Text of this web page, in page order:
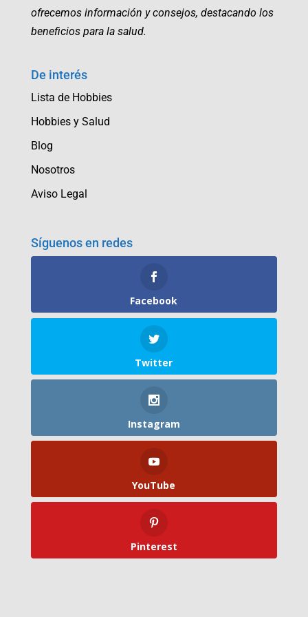
ofrecemos información y consejos, destacando los
beneficios para la salud.
De interés
Lista de Hobbies
Hobbies y Salud
Blog
Nosotros
Aviso Legal
Síguenos en redes
Facebook
Twitter
Instagram
YouTube
Pinterest